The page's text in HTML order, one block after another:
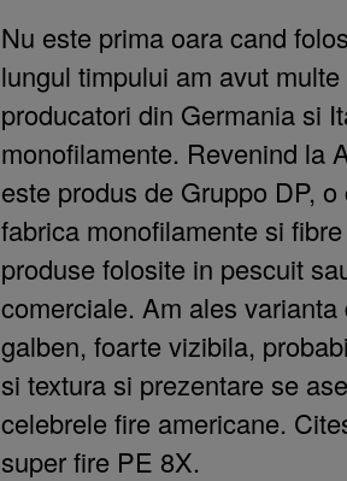
Nu este prima oara cand
lungul timpului am avut
producatori din Germania si
monofilamente. Revenind la
este produs de Gruppo DP,
fabrica monofilamente si
produse folosite in pescuit
comerciale. Am ales
galben, foarte vizibila,
si textura si prezentare se
celebrele fire americane.
super fire PE 8X.